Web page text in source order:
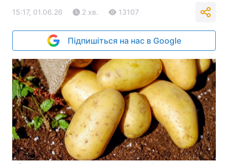
15:17, 01.06.26 2 хв. 13107
Підпишіться на нас в Google